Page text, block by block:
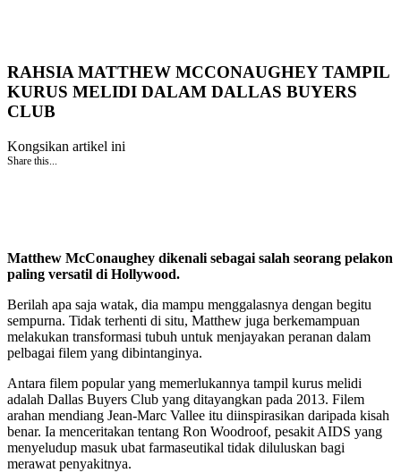
RAHSIA MATTHEW MCCONAUGHEY TAMPIL
KURUS MELIDI DALAM DALLAS BUYERS
CLUB
Kongsikan artikel ini
Share this...
Matthew McConaughey dikenali sebagai salah seorang pelakon
paling versatil di Hollywood.
Berilah apa saja watak, dia mampu menggalasnya dengan begitu
sempurna. Tidak terhenti di situ, Matthew juga berkemampuan
melakukan transformasi tubuh untuk menjayakan peranan dalam
pelbagai filem yang dibintanginya.
Antara filem popular yang memerlukannya tampil kurus melidi
adalah Dallas Buyers Club yang ditayangkan pada 2013. Filem
arahan mendiang Jean-Marc Vallee itu diinspirasikan daripada kisah
benar. Ia menceritakan tentang Ron Woodroof, pesakit AIDS yang
menyeludup masuk ubat farmaseutikal tidak diluluskan bagi
merawat penyakitnya.